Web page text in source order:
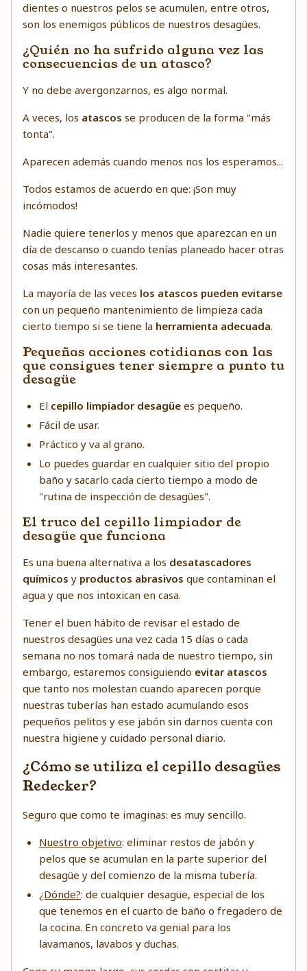
dientes o nuestros pelos se acumulen, entre otros,
son los enemigos públicos de nuestros desagües.
¿Quién no ha sufrido alguna vez las
consecuencias de un atasco?
Y no debe avergonzarnos, es algo normal.
A veces, los atascos se producen de la forma "más
tonta".
Aparecen además cuando menos nos los esperamos...
Todos estamos de acuerdo en que: ¡Son muy
incómodos!
Nadie quiere tenerlos y menos que aparezcan en un
día de descanso o cuando tenías planeado hacer otras
cosas más interesantes.
La mayoría de las veces los atascos pueden evitarse
con un pequeño mantenimiento de limpieza cada
cierto tiempo si se tiene la herramienta adecuada.
Pequeñas acciones cotidianas con las
que consigues tener siempre a punto tu
desagüe
El cepillo limpiador desagüe es pequeño.
Fácil de usar.
Práctico y va al grano.
Lo puedes guardar en cualquier sitio del propio
baño y sacarlo cada cierto tiempo a modo de
"rutina de inspección de desagües".
El truco del cepillo limpiador de
desagüe que funciona
Es una buena alternativa a los desatascadores
químicos y productos abrasivos que contaminan el
agua y que nos intoxican en casa.
Tener el buen hábito de revisar el estado de
nuestros desagües una vez cada 15 días o cada
semana no nos tomará nada de nuestro tiempo, sin
embargo, estaremos consiguiendo evitar atascos
que tanto nos molestan cuando aparecen porque
nuestras tuberías han estado acumulando esos
pequeños pelitos y ese jabón sin darnos cuenta con
nuestra higiene y cuidado personal diario.
¿Cómo se utiliza el cepillo desagües
Redecker?
Seguro que como te imaginas: es muy sencillo.
Nuestro objetivo: eliminar restos de jabón y
pelos que se acumulan en la parte superior del
desagüe y del comienzo de la misma tubería.
¿Dónde?: de cualquier desagüe, especial de los
que tenemos en el cuarto de baño o fregadero de
la cocina. En concreto va genial para los
lavamanos, lavabos y duchas.